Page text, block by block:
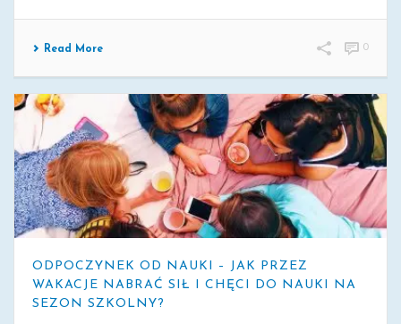
Read More 0
ODPOCZYNEK OD NAUKI – JAK PRZEZ
WAKACJE NABRAĆ SIŁ I CHĘCI DO NAUKI NA
SEZON SZKOLNY?